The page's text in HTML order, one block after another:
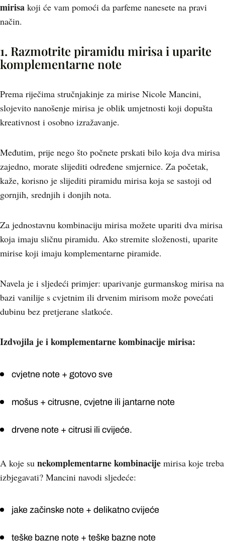
mirisa koji će vam pomoći da parfeme nanesete na pravi
način.
1. Razmotrite piramidu mirisa i uparite
komplementarne note
Prema riječima stručnjakinje za mirise Nicole Mancini,
slojevito nanošenje mirisa je oblik umjetnosti koji dopušta
kreativnost i osobno izražavanje.
Međutim, prije nego što počnete prskati bilo koja dva mirisa
zajedno, morate slijediti određene smjernice. Za početak,
kaže, korisno je slijediti piramidu mirisa koja se sastoji od
gornjih, srednjih i donjih nota.
Za jednostavnu kombinaciju mirisa možete upariti dva mirisa
koja imaju sličnu piramidu. Ako stremite složenosti, uparite
mirise koji imaju komplementarne piramide.
Navela je i sljedeći primjer: uparivanje gurmanskog mirisa na
bazi vanilije s cvjetnim ili drvenim mirisom može povećati
dubinu bez pretjerane slatkoće.
Izdvojila je i komplementarne kombinacije mirisa:
cvjetne note + gotovo sve
mošus + citrusne, cvjetne ili jantarne note
drvene note + citrusi ili cvijeće.
A koje su nekomplementarne kombinacije mirisa koje treba
izbjegavati? Mancini navodi sljedeće:
jake začinske note + delikatno cvijeće
teške bazne note + teške bazne note